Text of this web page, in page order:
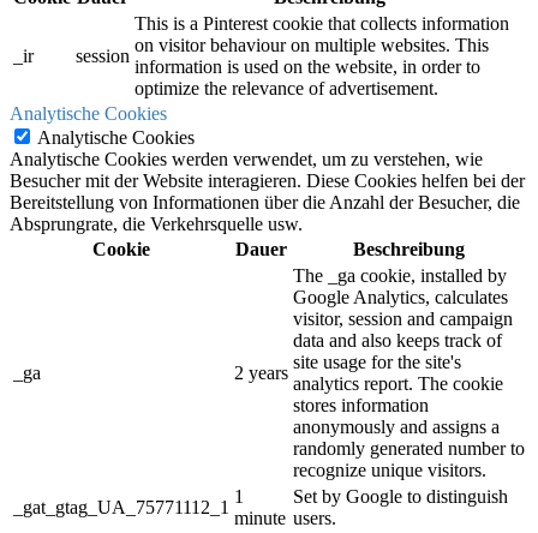
_ir session
This is a Pinterest cookie that collects information
on visitor behaviour on multiple websites. This
information is used on the website, in order to
optimize the relevance of advertisement.
Analytische Cookies
Analytische Cookies
Analytische Cookies werden verwendet, um zu verstehen, wie
Besucher mit der Website interagieren. Diese Cookies helfen bei der
Bereitstellung von Informationen über die Anzahl der Besucher, die
Absprungrate, die Verkehrsquelle usw.
Cookie
Dauer Beschreibung
_ga 2 years
The _ga cookie, installed by
Google Analytics, calculates
visitor, session and campaign
data and also keeps track of
site usage for the site's
analytics report. The cookie
stores information
anonymously and assigns a
randomly generated number to
recognize unique visitors.
_gat_gtag_UA_75771112_1
1
minute
Set by Google to distinguish
users.